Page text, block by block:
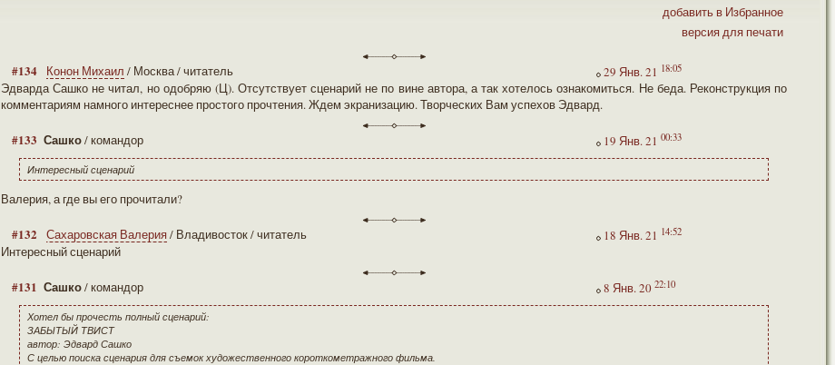
добавить в Избранное
версия для печати
#134 Конон Михаил / Москва / читатель 29 Янв. 21 18:05
Эдварда Сашко не читал, но одобряю (Ц). Отсутствует сценарий не по вине автора, а так хотелось ознакомиться. Не беда. Реконструкция по
комментариям намного интереснее простого прочтения. Ждем экранизацию. Творческих Вам успехов Эдвард.
#133 Сашко/ командор 19 Янв. 21 00:33
Интересный сценарий
Валерия, а где вы его прочитали?
#132 Сахаровская Валерия/ Владивосток / читатель 18 Янв. 21 14:52
Интересный сценарий
#131 Сашко/ командор 8 Янв. 20 22:10
Хотел бы прочесть полный сценарий:
ЗАБЫТЫЙ ТВИСТ
автор: Эдвард Сашко
С целью поиска сценария для съемок художественного короткометражного фильма.